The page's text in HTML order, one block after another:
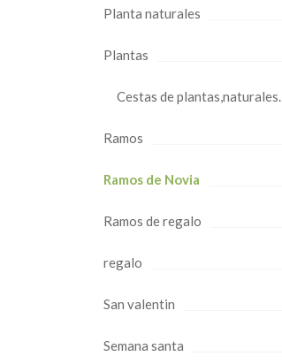
Planta naturales
Plantas
Cestas de plantas,naturales.
Ramos
Ramos de Novia
Ramos de regalo
regalo
San valentin
Semana santa